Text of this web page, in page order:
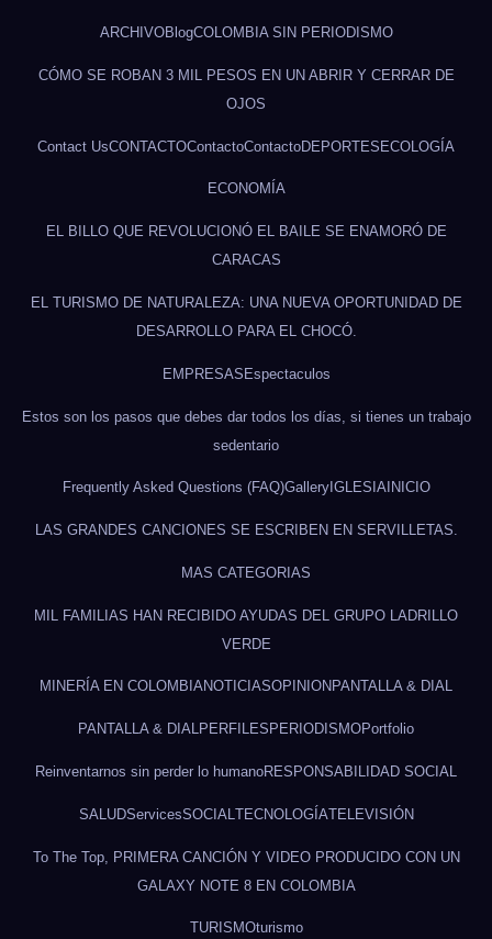
ARCHIVOBlogCOLOMBIA SIN PERIODISMO
CÓMO SE ROBAN 3 MIL PESOS EN UN ABRIR Y CERRAR DE
OJOS
Contact UsCONTACTOContactoContactoDEPORTESECOLOGÍA
ECONOMÍA
EL BILLO QUE REVOLUCIONÓ EL BAILE SE ENAMORÓ DE
CARACAS
EL TURISMO DE NATURALEZA: UNA NUEVA OPORTUNIDAD DE
DESARROLLO PARA EL CHOCÓ.
EMPRESASEspectaculos
Estos son los pasos que debes dar todos los días, si tienes un trabajo
sedentario
Frequently Asked Questions (FAQ)GalleryIGLESIAINICIO
LAS GRANDES CANCIONES SE ESCRIBEN EN SERVILLETAS.
MAS CATEGORIAS
MIL FAMILIAS HAN RECIBIDO AYUDAS DEL GRUPO LADRILLO
VERDE
MINERÍA EN COLOMBIANOTICIASOPINION PANTALLA & DIAL
PANTALLA & DIALPERFILES PERIODISMOPortfolio
Reinventarnos sin perder lo humanoRESPONSABILIDAD SOCIAL
SALUDServicesSOCIAL TECNOLOGÍATELEVISIÓN
To The Top, PRIMERA CANCIÓN Y VIDEO PRODUCIDO CON UN
GALAXY NOTE 8 EN COLOMBIA
TURISMOturismo